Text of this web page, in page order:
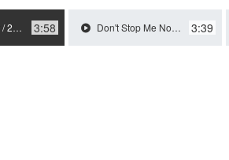
3:58 Don't Stop Me Now | Queen | Cover / 2018 3:39